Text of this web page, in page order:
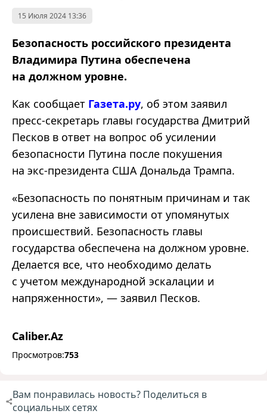
15 Июля 2024 13:36
Безопасность российского президента
Владимира Путина обеспечена
на должном уровне.
Как сообщает Газета.ру, об этом заявил
пресс-секретарь главы государства Дмитрий
Песков в ответ на вопрос об усилении
безопасности Путина после покушения
на экс-президента США Дональда Трампа.
«Безопасность по понятным причинам и так
усилена вне зависимости от упомянутых
происшествий. Безопасность главы
государства обеспечена на должном уровне.
Делается все, что необходимо делать
с учетом международной эскалации и
напряженности», — заявил Песков.
Caliber.Az
Просмотров:753
Вам понравилась новость? Поделиться в
социальных сетях